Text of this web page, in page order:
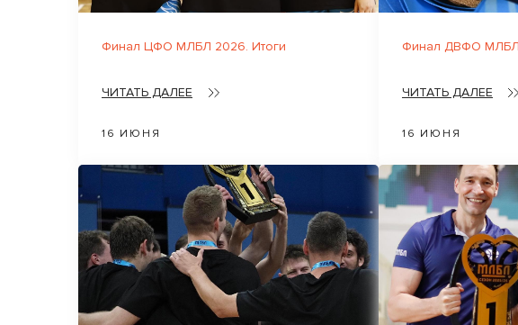
Финал ЦФО МЛБЛ 2026. Итоги
ЧИТАТЬ ДАЛЕЕ
16 ИЮНЯ
Финал ДВФО МЛБЛ
ЧИТАТЬ ДАЛЕЕ
16 ИЮНЯ